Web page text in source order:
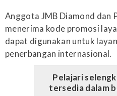
Anggota JMB Diamond dan
menerima kode promosi
dapat digunakan untuk
penerbangan internasional.
Pelajari
tersedia dalam